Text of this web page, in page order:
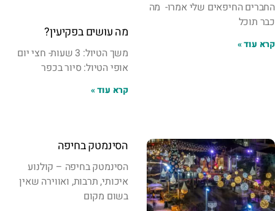
החברים החיפאים שלי אמרו- מה
כבר תוכל
קרא עוד »
מה עושים בפקיעין?
משך הטיול: 3 שעות- חצי יום
אופי הטיול: סיור בכפר
קרא עוד »
הסינמטק בחיפה
הסינמטק בחיפה – קולנוע
איכותי, תרבות, ואווירה שאין
בשום מקום